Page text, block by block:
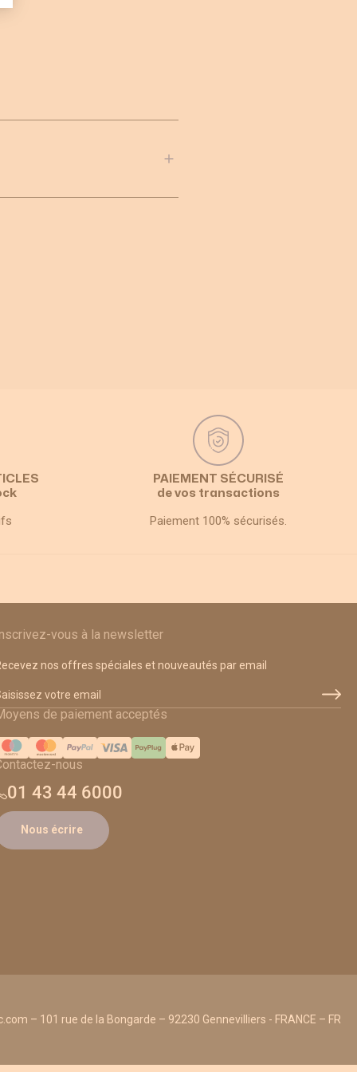
PAIEMENT SÉCURISÉ
de vos transactions
Paiement 100% sécurisés.
vous à la newsletter
nos offres spéciales et nouveautés par email
email
de paiement acceptés
nous
01 43 44 6000
Nous écrire
– 101 rue de la Bongarde – 92230 Gennevilliers - FRANCE – FR